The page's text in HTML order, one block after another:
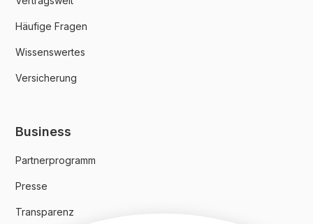
Häufige Fragen
Wissenswertes
Versicherung
Business
Partnerprogramm
Presse
Transparenz